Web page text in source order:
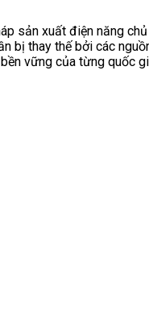
sản xuất điện năng
bị thay thế bởi các
vững của từng quốc